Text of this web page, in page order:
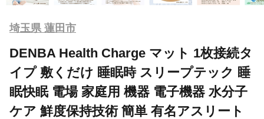
埼玉県 蓮田市
DENBA Health Charge マット 1枚接続タ
イプ 敷くだけ 睡眠時 スリープテック 睡
眠快眠 電場 家庭用 機器 電子機器 水分子
ケア 鮮度保持技術 簡単 有名アスリート